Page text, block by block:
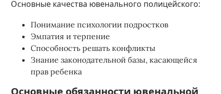
Основные качества ювенального полицейского:
Понимание психологии подростков
Эмпатия и терпение
Способность решать конфликты
Знание законодательной базы, касающейся
прав ребенка
Основные обязанности ювенальной